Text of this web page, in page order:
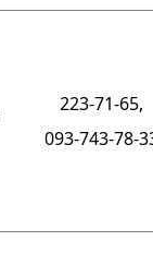
223-71-65,
093-743-78-